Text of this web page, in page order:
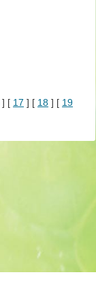
] [ 17 ] [ 18 ] [ 19